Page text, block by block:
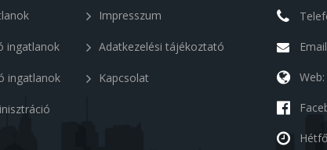
ingatlanok
ingatlanok
Impresszum
Adatkezelési tájékoztató
Kapcsolat